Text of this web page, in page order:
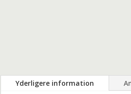
Yderligere information